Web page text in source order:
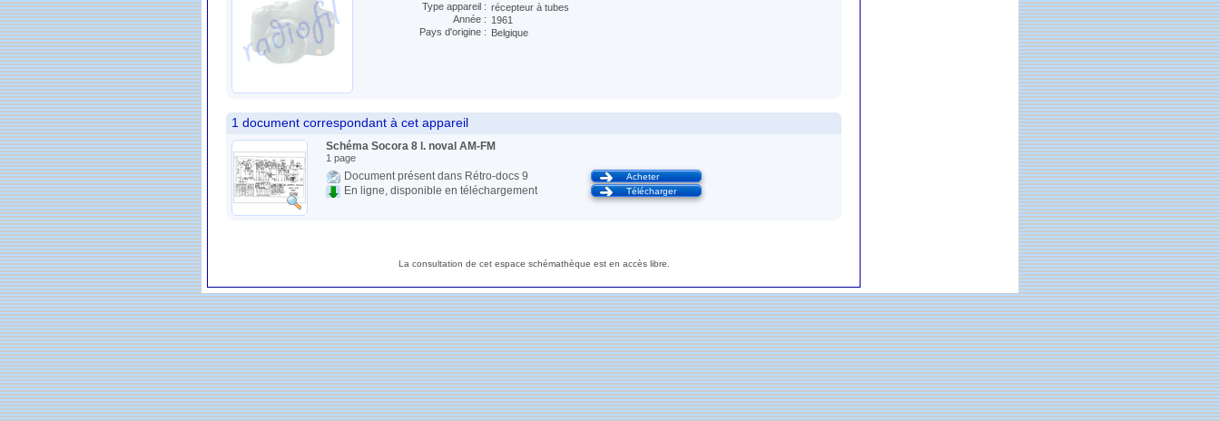
Type appareil : récepteur à tubes
Année : 1961
Pays d'origine : Belgique
1 document correspondant à cet appareil
Schéma Socora 8 l. noval AM-FM
1 page
Document présent dans Rétro-docs 9 Acheter
En ligne, disponible en téléchargement Télécharger
La consultation de cet espace schémathèque est en accès libre.